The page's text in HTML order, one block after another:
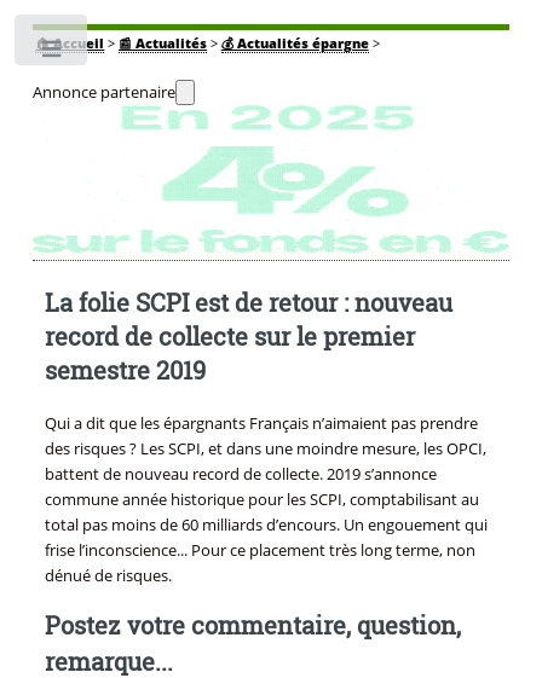
🏠Accueil > 📰 Actualités> 💰 Actualités épargne>
Annonce partenaire
La folie SCPI est de retour : nouveau
record de collecte sur le premier
semestre 2019
Qui a dit que les épargnants Français n’aimaient pas prendre
des risques ? Les SCPI, et dans une moindre mesure, les OPCI,
battent de nouveau record de collecte. 2019 s’annonce
commune année historique pour les SCPI, comptabilisant au
total pas moins de 60 milliards d’encours. Un engouement qui
frise l’inconscience... Pour ce placement très long terme, non
dénué de risques.
Postez votre commentaire, question,
remarque...
Toggle